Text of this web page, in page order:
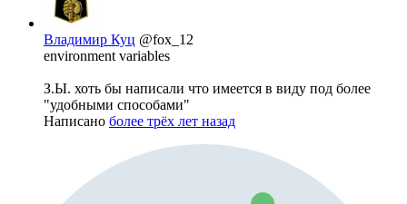
Владимир Куц @fox_12
environment variables
З.Ы. хоть бы написали что имеется в виду под более
"удобными способами"
Написано более трёх лет назад